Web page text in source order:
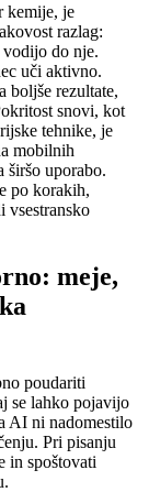
kemije, je
razlag:
vodijo do nje.
uči aktivno.
boljše rezultate,
snovi, kot
tehnike, je
mobilnih
širšo uporabo.
po korakih,
vsestransko
meje,
poudariti
se lahko pojavijo
AI ni nadomestilo
Pri pisanju
in spoštovati